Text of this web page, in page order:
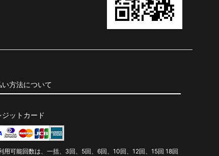
い方法について
ジットカード
用可能回数は、一括、3回、5回、6回、10回、12回、15回 18回